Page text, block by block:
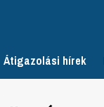
Átigazolási hírek